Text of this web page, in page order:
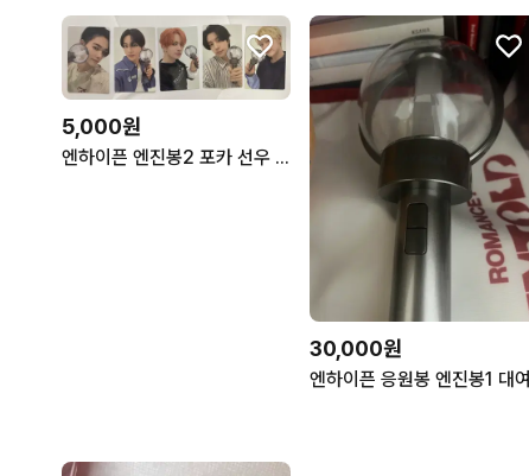
5,000원
엔하이픈 엔진봉2 포카 선우 희승 니키 정원 재윤 제이크 에반
30,000원
엔하이픈 응원봉 엔진봉1 대여